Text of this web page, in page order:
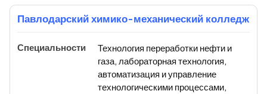
Павлодарский химико-механический колледж
Технология переработки нефти и
газа, лабораторная технология,
автоматизация и управление
технологическими процессами,